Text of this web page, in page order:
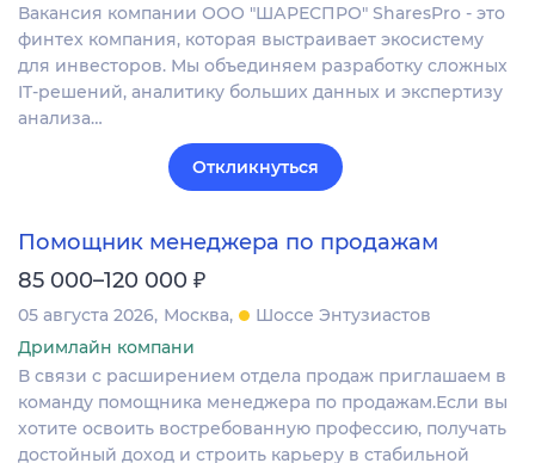
Вакансия компании ООО "ШАРЕСПРО" SharesPro - это
финтех компания, которая выстраивает экосистему
для инвесторов. Мы объединяем разработку сложных
IT‑решений, аналитику больших данных и экспертизу
анализа…
Откликнуться
Помощник менеджера по продажам
85 000–120 000 ₽
05 августа 2026 Москва
Шоссе Энтузиастов
Дримлайн компани
В связи с расширением отдела продаж приглашаем в
команду помощника менеджера по продажам.Если вы
хотите освоить востребованную профессию, получать
достойный доход и строить карьеру в стабильной